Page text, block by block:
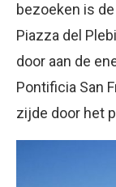
bezoeken is
Piazza del
door aan de
Pontificia San
zijde door het